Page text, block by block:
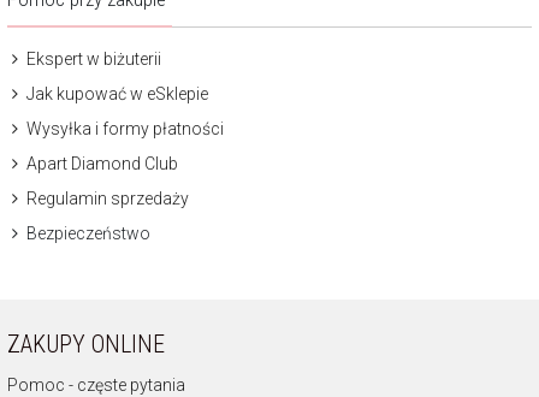
Ekspert w biżuterii
Jak kupować w eSklepie
Wysyłka i formy płatności
Apart Diamond Club
Regulamin sprzedaży
Bezpieczeństwo
ZAKUPY ONLINE
Pomoc - częste pytania